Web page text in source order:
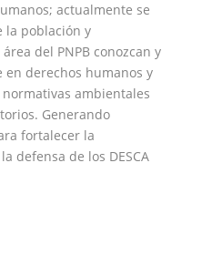
actualmente se
la población y
del PNPB conozcan y
derechos humanos y
ambientales
Generando
fortalecer la
defensa de los DESCA